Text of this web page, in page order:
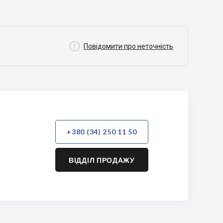
 Повідомити про неточність
+380 (34) 250 11 50
ВІДДІЛ ПРОДАЖУ